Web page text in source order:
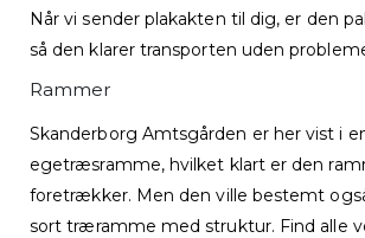
Når vi sender plakakten til dig, er den
så den klarer transporten uden
Rammer
Skanderborg Amtsgården er her vist i
egetræsramme, hvilket klart er den
foretrækker. Men den ville bestemt
sort træramme med struktur. Find alle